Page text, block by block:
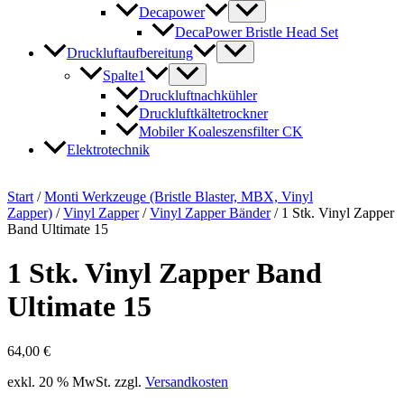
Decapower
DecaPower Bristle Head Set
Druckluftaufbereitung
Spalte1
Druckluftnachkühler
Druckluftkältetrockner
Mobiler Koaleszensfilter CK
Elektrotechnik
Start /Monti Werkzeuge (Bristle Blaster, MBX, Vinyl
Zapper) /Vinyl Zapper/Vinyl Zapper Bänder/ 1 Stk. Vinyl Zapper
Band Ultimate 15
1 Stk. Vinyl Zapper Band
Ultimate 15
64,00 €
exkl. 20 % MwSt. zzgl. Versandkosten